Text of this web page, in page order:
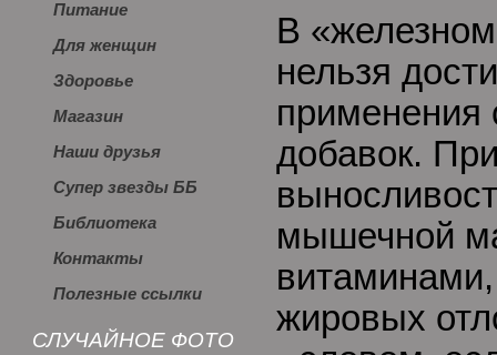
Питание
Для женщин
Здоровье
Магазин
Наши друзья
Супер звезды ББ
Библиотека
Контакты
Полезные ссылки
СЛУЧАЙНОЕ ФОТО
В
нельзя
применения
добавок.
мышечной
жировых